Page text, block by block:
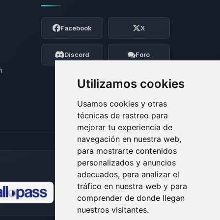
Utilizamos cookies
Usamos cookies y otras
técnicas de rastreo para
mejorar tu experiencia de
navegación en nuestra web,
para mostrarte contenidos
personalizados y anuncios
adecuados, para analizar el
tráfico en nuestra web y para
comprender de donde llegan
nuestros visitantes.
Facebook X
Discord Foro
Yupi, por fin alguien con quien hablar!
Soy Choupy, tu pequeno asistente de
BoxToPlay. Cuentame que necesitas y
moveré mis pequenos circuitos para
ayudarte.
08/08/2026 00:22